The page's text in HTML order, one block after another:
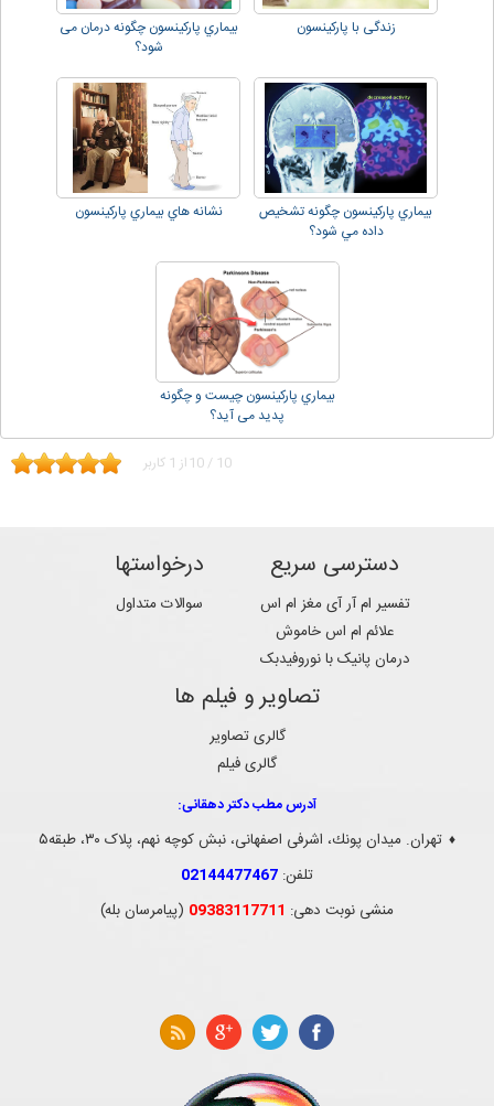
زندگی با پارکینسون
بيماري پارکينسون چگونه درمان می
شود؟
بيماري پارکينسون چگونه تشخيص
داده مي شود؟
نشانه هاي بيماري پارکينسون
بيماري پارکينسون چیست و چگونه
پدید می آید؟
10 / 10 از 1 کاربر
دسترسی سریع
تفسیر ام آر آی مغز ام اس
علائم ام اس خاموش
درمان پانیک با نوروفیدبک
درخواستها
سوالات متداول
تصاویر و فیلم ها
گالری تصاویر
گالری فیلم
آدرس مطب دکتر دهقانی:
♦ تهران. ميدان پونك، اشرفی اصفهانی، نبش کوچه نهم، پلاک ۳۰، طبقه۵
تلفن: 02144477467
منشی نوبت دهی: 09383117711 (پیامرسان بله)